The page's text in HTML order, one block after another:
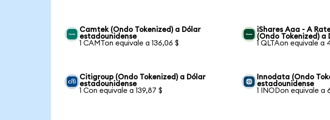
Camtek (Ondo Tokenized) a Dólar
estadounidense
1 CAMTon equivale a 136,06 $
iShares Aaa - A
(Ondo Tokenized) a
1 QLTAon equivale a
Citigroup (Ondo Tokenized) a Dólar
estadounidense
1 Con equivale a 139,87 $
Innodata (Ondo
estadounidense
1 INODon equivale a